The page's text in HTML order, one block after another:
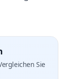
Sie